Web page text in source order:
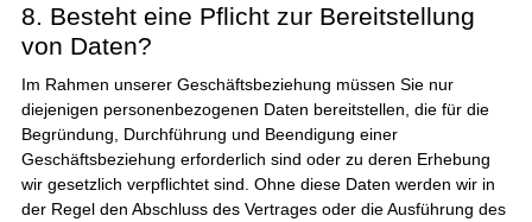
8. Besteht eine Pflicht zur Bereitstellung
von Daten?
Im Rahmen unserer Geschäftsbeziehung müssen Sie nur
diejenigen personenbezogenen Daten bereitstellen, die für die
Begründung, Durchführung und Beendigung einer
Geschäftsbeziehung erforderlich sind oder zu deren Erhebung
wir gesetzlich verpflichtet sind. Ohne diese Daten werden wir in
der Regel den Abschluss des Vertrages oder die Ausführung des